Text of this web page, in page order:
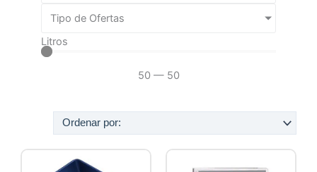
Tipo de Ofertas
Litros
50 — 50